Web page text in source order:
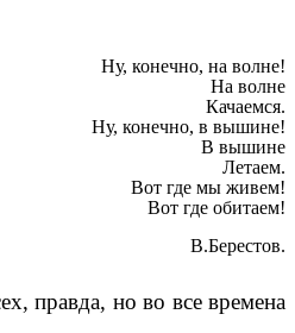
Ну, конечно, на волне!
На волне
Качаемся.
Ну, конечно, в вышине!
В вышине
Летаем.
Вот где мы живем!
Вот где обитаем!
В.Берестов.
правда, но во все времена